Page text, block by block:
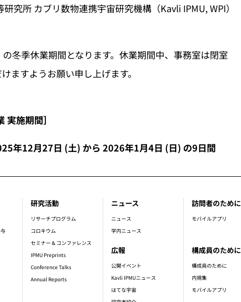
究所 カブリ数物連携宇宙研究機構（Kavli IPMU, WPI）
冬季休業期間となります。休業期間中、事務室は閉室
ますようお願い申し上げます。
実施期間］
年12月27日 (土) から 2026年1月4日 (日) の9日間
研究活動
リサーチプログラム
コロキウム
セミナー & コンファレンス
IPMU Preprints
Conference Talks
Annual Reports
ニュース
ニュース
学内ニュース
広報
公開イベント
Kavli IPMUニュース
はてな宇宙
訪問者のために
モバイルアプリ
構成員のために
構成員のために
内規集
モバイルアプリ